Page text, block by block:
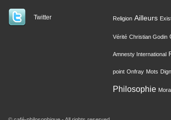
Twitter Religion Ailleurs
Vérité Christian Godin
Amnesty International
point Onfray Mots
Philosophie